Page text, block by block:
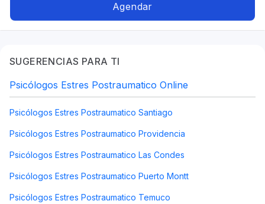
Agendar
SUGERENCIAS PARA TI
Psicólogos Estres Postraumatico Online
Psicólogos Estres Postraumatico Santiago
Psicólogos Estres Postraumatico Providencia
Psicólogos Estres Postraumatico Las Condes
Psicólogos Estres Postraumatico Puerto Montt
Psicólogos Estres Postraumatico Temuco